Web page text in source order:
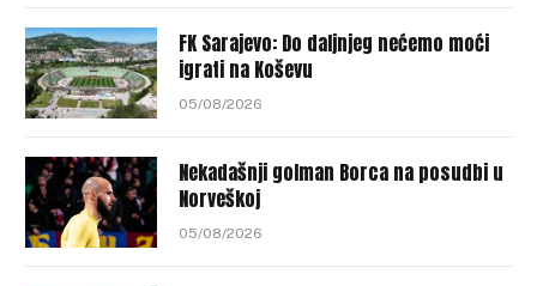
FK Sarajevo: Do daljnjeg nećemo moći
igrati na Koševu
05/08/2026
Nekadašnji golman Borca na posudbi u
Norveškoj
05/08/2026